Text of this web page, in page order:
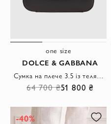
one size
DOLCE & GABBANA
64 700 ₴51 800 ₴
-40%